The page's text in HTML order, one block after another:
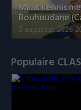
Maak kennis
Bouhoudane
5 augustus 2026
Populaire